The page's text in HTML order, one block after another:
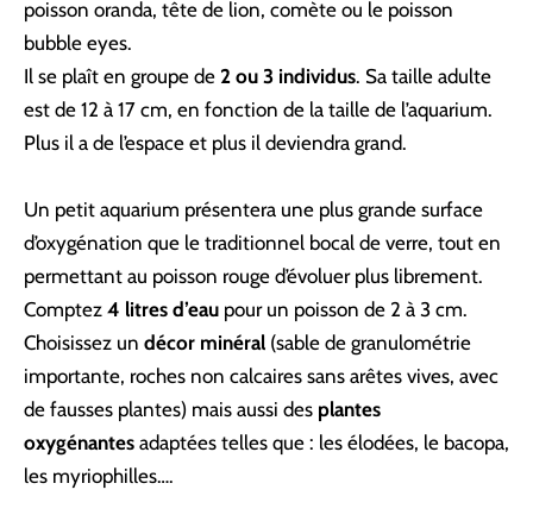
poisson oranda, tête de lion, comète ou le poisson
bubble eyes.
Il se plaît en groupe de 2 ou 3 individus. Sa taille adulte
est de 12 à 17 cm, en fonction de la taille de l’aquarium.
Plus il a de l’espace et plus il deviendra grand.
Un petit aquarium présentera une plus grande surface
d’oxygénation que le traditionnel bocal de verre, tout en
permettant au poisson rouge d’évoluer plus librement.
Comptez 4 litres d’eau pour un poisson de 2 à 3 cm.
Choisissez un décor minéral (sable de granulométrie
importante, roches non calcaires sans arêtes vives, avec
de fausses plantes) mais aussi des plantes
oxygénantes adaptées telles que : les élodées, le bacopa,
les myriophilles….